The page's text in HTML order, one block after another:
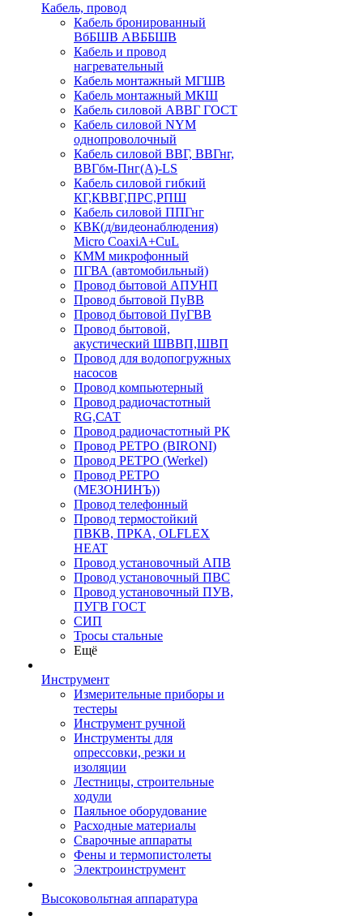
Кабель, провод
Кабель бронированный
ВбБШВ АВББШВ
Кабель и провод
нагревательный
Кабель монтажный МГШВ
Кабель монтажный МКШ
Кабель силовой АВВГ ГОСТ
Кабель силовой NYM
однопроволочный
Кабель силовой ВВГ, ВВГнг,
ВВГбм-Пнг(А)-LS
Кабель силовой гибкий
КГ,КВВГ,ПРС,РПШ
Кабель силовой ППГнг
КВК(д/видеонаблюдения)
Micro CoaxiA+CuL
КММ микрофонный
ПГВА (автомобильный)
Провод бытовой АПУНП
Провод бытовой ПуВВ
Провод бытовой ПуГВВ
Провод бытовой,
акустический ШВВП,ШВП
Провод для водопогружных
насосов
Провод компьютерный
Провод радиочастотный
RG,САТ
Провод радиочастотный РК
Провод РЕТРО (BIRONI)
Провод РЕТРО (Werkel)
Провод РЕТРО
(МЕЗОНИНЪ))
Провод телефонный
Провод термостойкий
ПВКВ, ПРКА, OLFLEX
HEAT
Провод установочный АПВ
Провод установочный ПВС
Провод установочный ПУВ,
ПУГВ ГОСТ
СИП
Тросы стальные
Ещё
Инструмент
Измерительные приборы и
тестеры
Инструмент ручной
Инструменты для
опрессовки, резки и
изоляции
Лестницы, строительные
ходули
Паяльное оборудование
Расходные материалы
Сварочные аппараты
Фены и термопистолеты
Электроинструмент
Высоковольтная аппаратура